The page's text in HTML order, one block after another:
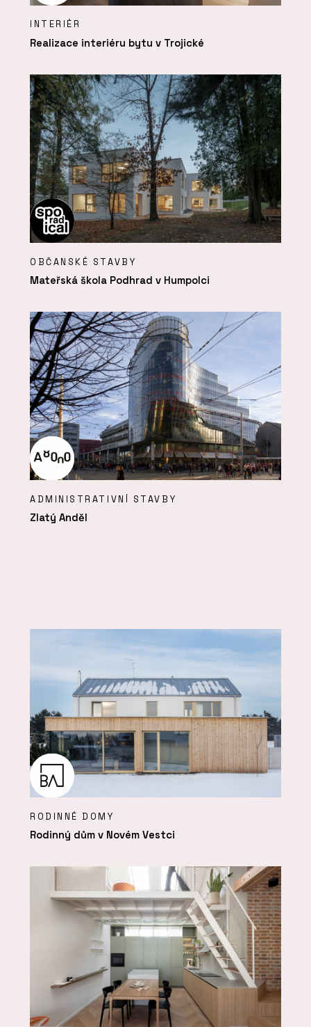
INTERIÉR
Realizace interiéru bytu v Trojické
OBČANSKÉ STAVBY
Mateřská škola Podhrad v Humpolci
ADMINISTRATIVNÍ STAVBY
Zlatý Anděl
RODINNÉ DOMY
Rodinný dům v Novém Vestci